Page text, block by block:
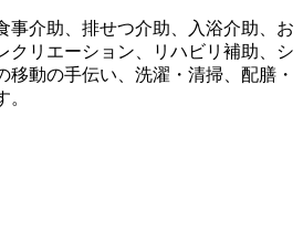
事介助、排せつ介助、入浴介助、お
クリエーション、リハビリ補助、シ
移動の手伝い、洗濯・清掃、配膳・